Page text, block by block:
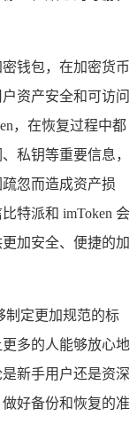
钱包，在加密货币
资产安全和可访问
，在恢复过程中都
私钥等重要信息，
忽而造成资产损
特派和 imToken 会
加安全、便捷的加
制定更加规范的标
多的人能够放心地
新手用户还是资深
好备份和恢复的准